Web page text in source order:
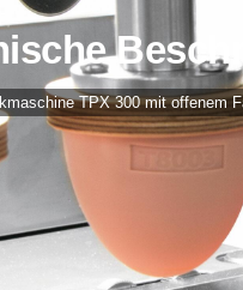
TPX 300 mit offenem